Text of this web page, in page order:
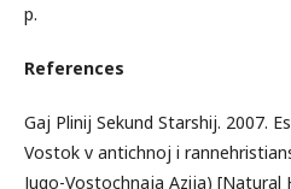
p.
References
Gaj Plinij Sekund Starshij. 2007.
Vostok v antichnoj i
Jugo-Vostochnaja Azija) [Natural